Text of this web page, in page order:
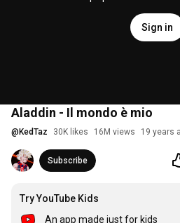
Sign in
Aladdin - Il mondo è mio
@ KedTaz 30K likes 16M views 19 years
Subscribe
Try YouTube Kids
An app made just for kids